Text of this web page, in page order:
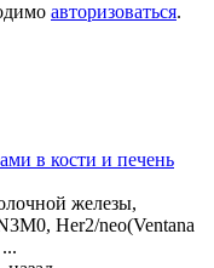
авторизоваться.
в кости и печень
железы,
Her2/neo(Ventana